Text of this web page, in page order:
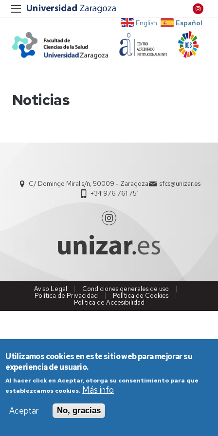
English Español
Noticias
C/ Domingo Miral s/n, 50009 - Zaragoza
sfcs@unizar.es
+34 976 761 751
Aviso Legal
Condiciones generales de uso
Política de Privacidad
Política de Cookies
Política de Accesibilidad
Utilizamos cookies en este sitio web para mejorar su
experiencia de usuario.
Al hacer click en Aceptar, otorga su consentimiento para que
establezcamos cookies. Más info
Aceptar
No, gracias